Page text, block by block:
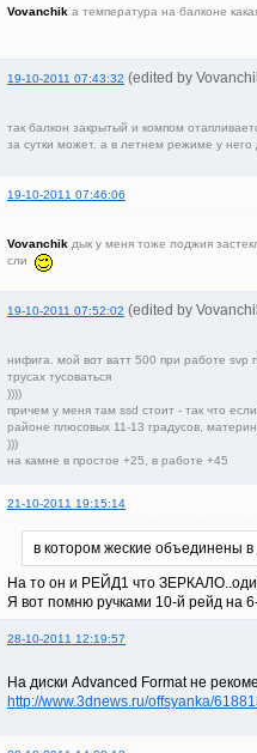
Vovanchik а температура на балконе
19-10-2011 07:43:32 (edited by
так балкон закрытый и компом
за сутки может. а в летнем режиме у
19-10-2011 07:46:06
Vovanchik дык у меня тоже лоджия
сли
19-10-2011 07:52:02 (edited by
нифига. мой вот ватт 500 при работе svp
трусах тусоваться
))))
причем у меня там ssd стоит - так что
районе плюсовых 11-13 градусов,
)))
на камне в простое +25, в работе +45
21-10-2011 19:15:14
в котором жеские объединены
На то он и РЕЙД1 что
Я вот помню ручками 10-й рейд на
28-10-2011 12:19:57
На диски Advanced Format не
http://www.3dnews.ru/offsyanka/